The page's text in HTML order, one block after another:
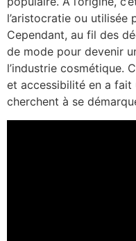
l’aristocratie ou utilisée
Cependant, au fil des
de mode pour devenir
l’industrie cosmétique.
et accessibilité en a fait
cherchent à se